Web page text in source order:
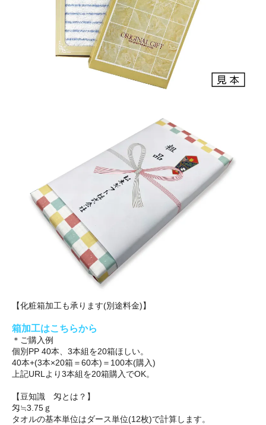
【化粧箱加工も承ります(別途料金)】
箱加工はこちらから
＊ご購入例
個別PP 40本、3本組を20箱ほしい。
40本+(3本×20箱＝60本)＝100本(購入)
上記URLより3本組を20箱購入でOK。
【豆知識 匁とは？】
匁≒3.75ｇ
タオルの基本単位はダース単位(12枚)で計算します。